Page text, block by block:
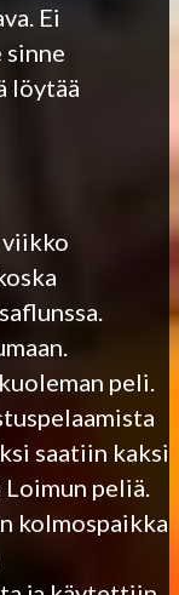
Ei
sinne
löytää
peli.
saatiin kaksi
peliä.
kolmospaikka